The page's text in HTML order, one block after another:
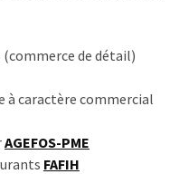
de détail)
caractère commercial
AGEFOS-PME
FAFIH